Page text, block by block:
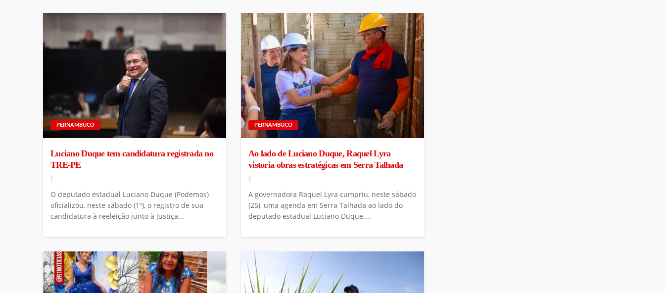
PERNAMBUCO
Luciano Duque tem candidatura registrada no
TRE-PE
O deputado estadual Luciano Duque (Podemos)
oficializou, neste sábado (1º), o registro de sua
candidatura à reeleição junto à Justiça...
PERNAMBUCO
Ao lado de Luciano Duque, Raquel Lyra
vistoria obras estratégicas em Serra Talhada
A governadora Raquel Lyra cumpriu, neste sábado
(25), uma agenda em Serra Talhada ao lado do
deputado estadual Luciano Duque....